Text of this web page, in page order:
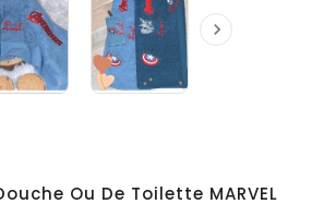

Ou De Toilette MARVEL